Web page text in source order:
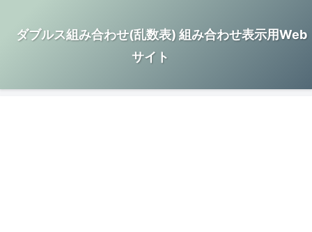
ダブルス組み合わせ(乱数表) 組み合わせ表示用Web
サイト